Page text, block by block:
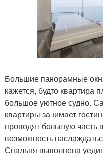
Большие панорамные
кажется, будто квартира
большое уютное судно.
квартиры занимает
проводят большую
возможность
Спальня выполнена